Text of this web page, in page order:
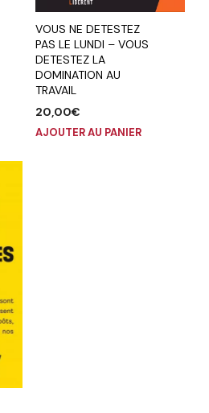
VOUS NE DETESTEZ
PAS LE LUNDI – VOUS
DETESTEZ LA
DOMINATION AU
TRAVAIL
20,00€
AJOUTER AU PANIER